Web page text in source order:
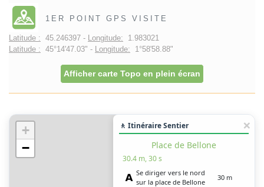
1ER POINT GPS VISITE
Latitude : 45.246397 - Longitude: 1.983021
Latitude : 45°14'47.03" - Longitude: 1°58'58.88"
Afficher carte Topo en plein écran
+
−
🚶 Itinéraire Sentier
Place de Bellone
30.4 m, 30 s
Se diriger vers le nord
sur la place de Bellone
30 m